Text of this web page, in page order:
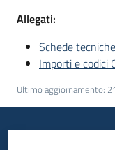
Allegati:
Schede tecniche
Importi e codici
Ultimo aggiornamento: